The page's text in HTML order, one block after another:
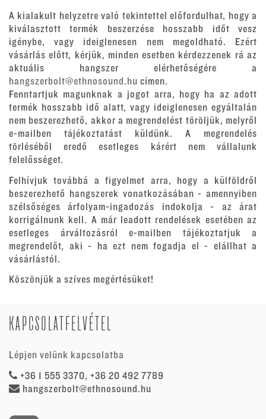
A kialakult helyzetre való tekintettel előfordulhat, hogy a
kiválasztott termék beszerzése hosszabb időt vesz
igénybe, vagy ideiglenesen nem megoldható. Ezért
vásárlás előtt, kérjük, minden esetben kérdezzenek rá az
aktuális hangszer elérhetőségére a
hangszerbolt@ethnosound.hu címen.
Fenntartjuk magunknak a jogot arra, hogy ha az adott
termék hosszabb idő alatt, vagy ideiglenesen egyáltalán
nem beszerezhető, akkor a megrendelést töröljük, melyről
e-mailben tájékoztatást küldünk. A megrendelés
törléséből eredő esetleges kárért nem vállalunk
felelősséget.
Felhívjuk továbbá a figyelmet arra, hogy a külföldről
beszerezhető hangszerek vonatkozásában - amennyiben
szélsőséges árfolyam-ingadozás indokolja - az árat
korrigálnunk kell. A már leadott rendelések esetében az
esetleges árváltozásról e-mailben tájékoztatjuk a
megrendelőt, aki - ha ezt nem fogadja el - elállhat a
vásárlástól.
Köszönjük a szíves megértésüket!
KAPCSOLATFELVÉTEL
Lépjen velünk kapcsolatba
+36 1 555 3370, +36 20 492 7789
hangszerbolt@ethnosound.hu